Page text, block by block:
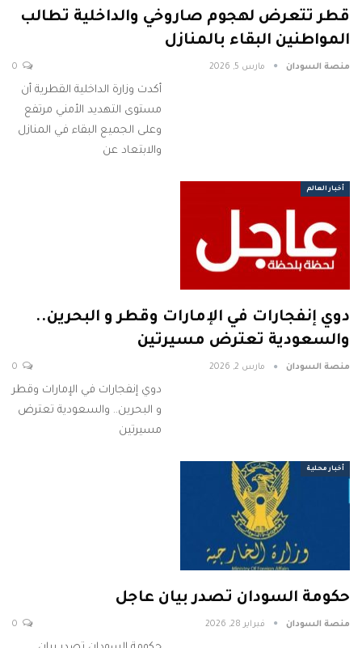
قطر تتعرض لهجوم صاروخي والداخلية تطالب
المواطنين البقاء بالمنازل
منصة السودان مارس 5, 2026
أكدت وزارة الداخلية القطرية أن
مستوى التهديد الأمني مرتفع
وعلى الجميع البقاء في المنازل
والابتعاد عن
أخبار العالم
دوي إنفجارات في الإمارات وقطر و البحرين..
والسعودية تعترض مسيرتين
منصة السودان مارس 2, 2026
دوي إنفجارات في الإمارات وقطر
و البحرين.. والسعودية تعترض
مسيرتين
أخبار محلية
حكومة السودان تصدر بيان عاجل
منصة السودان فبراير 28, 2026